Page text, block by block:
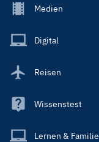
Footer
Main
Medien
Digital
Reisen
Wissenstest
Lernen & Familie